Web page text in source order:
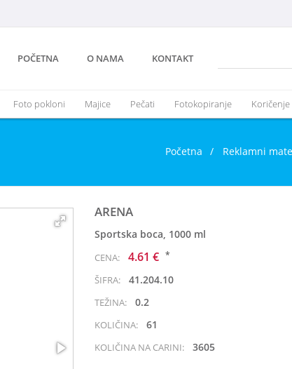
POČETNA O NAMA KONTAKT
Foto pokloni Majice Pečati Fotokopiranje Koričenje
Početna / Reklamni
ARENA
Sportska boca, 1000 ml
CENA: 4.61 € *
ŠIFRA: 41.204.10
TEŽINA: 0.2
KOLIČINA: 61
KOLIČINA NA CARINI: 3605